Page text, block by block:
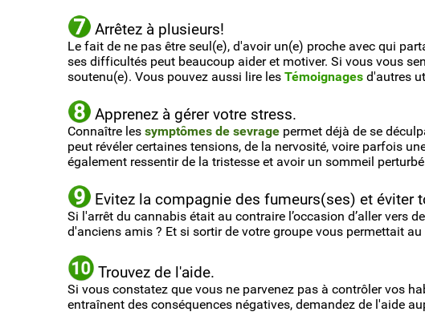
Arrêtez à plusieurs!
Le fait de ne pas être seul(e), d'avoir un(e) proche avec qui
ses difficultés peut beaucoup aider et motiver. Si vous vous
soutenu(e). Vous pouvez aussi lire les Témoignages d'autres
Apprenez à gérer votre stress.
Connaître les symptômes de sevrage permet déjà de se
peut révéler certaines tensions, de la nervosité, voire parfois
également ressentir de la tristesse et avoir un sommeil
Evitez la compagnie des fumeurs(ses) et éviter
Si l'arrêt du cannabis était au contraire l’occasion d’aller vers
d'anciens amis ? Et si sortir de votre groupe vous permettait
Trouvez de l'aide.
Si vous constatez que vous ne parvenez pas à contrôler vos
entraînent des conséquences négatives, demandez de l'aide